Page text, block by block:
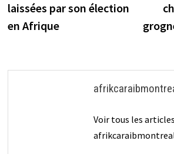
laissées par son élection
en Afrique
Voir tous les